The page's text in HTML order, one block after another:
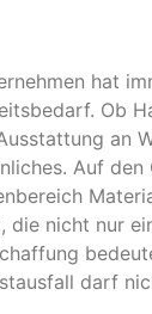
hat
Ob
an
Auf
die nicht nur
darf